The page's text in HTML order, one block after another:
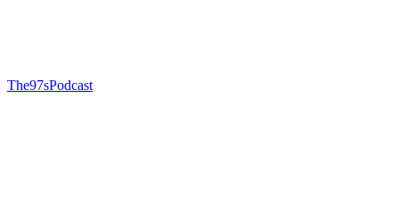
The97sPodcast